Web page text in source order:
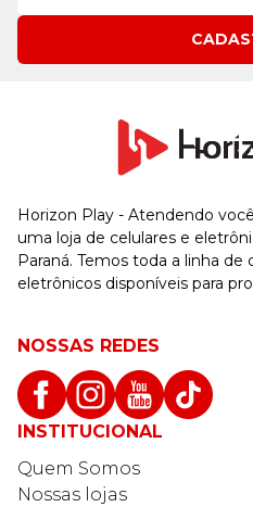
Horizon Play - Atendendo
uma loja de celulares e
Paraná. Temos toda a linha
eletrônicos disponíveis para
NOSSAS REDES
INSTITUCIONAL
Quem Somos
Nossas lojas